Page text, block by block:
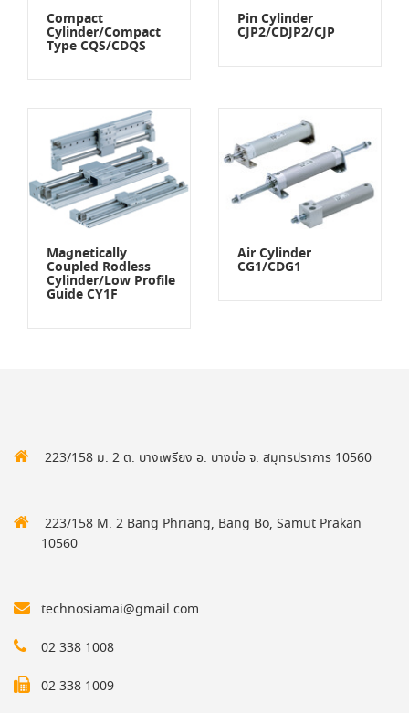
Compact
Cylinder/Compact
Type CQS/CDQS
Pin Cylinder
CJP2/CDJP2/CJP
Magnetically
Coupled Rodless
Cylinder/Low Profile
Guide CY1F
Air Cylinder
CG1/CDG1
223/158 ม. 2 ต. บางเพรียง อ. บางบ่อ จ. สมุทรปราการ 10560
223/158 M. 2 Bang Phriang, Bang Bo, Samut Prakan
10560
technosiamai@gmail.com
02 338 1008
02 338 1009